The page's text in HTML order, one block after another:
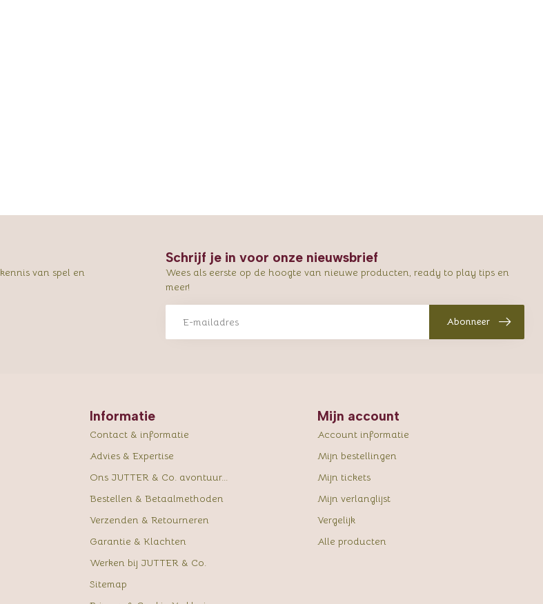
van spel en
Schrijf je in voor onze nieuwsbrief
Wees als eerste op de hoogte van nieuwe producten, ready to play tips en
meer!
Abonneer
Informatie
Contact & informatie
Advies & Expertise
Ons JUTTER & Co. avontuur...
Bestellen & Betaalmethoden
Verzenden & Retourneren
Garantie & Klachten
Werken bij JUTTER & Co.
Sitemap
Mijn account
Account informatie
Mijn bestellingen
Mijn tickets
Mijn verlanglijst
Vergelijk
Alle producten